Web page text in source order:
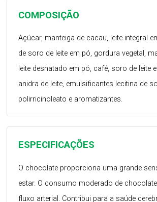
ESPECIFICAÇÕES
O chocolate proporciona uma grande
estar. O consumo moderado de
fluxo arterial. Contribui para a saúde
COMPOSIÇÃO
Açúcar, manteiga de cacau, leite integral
de soro de leite em pó, gordura vegetal,
leite desnatado em pó, café, soro de leite
anidra de leite, emulsificantes lecitina de
polirricinoleato e aromatizantes.